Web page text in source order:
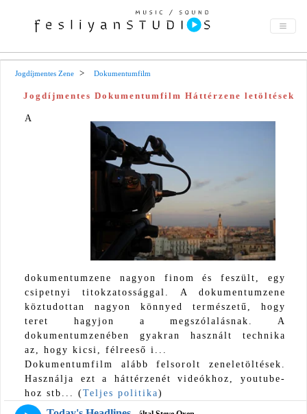
Jogdíjmentes Zene Dokumentumfilm
Jogdíjmentes Dokumentumfilm Háttérzene letöltések
A
dokumentumzene nagyon finom és feszült, egy
csipetnyi titokzatossággal. A dokumentumzene
köztudottan nagyon könnyed természetű, hogy
teret hagyjon a megszólalásnak. A
dokumentumzenében gyakran használt technika
az, hogy kicsi, félreeső i...
Dokumentumfilm alább felsorolt ​​zeneletöltések.
Használja ezt a háttérzenét videókhoz, youtube-
hoz stb... (Teljes politika)